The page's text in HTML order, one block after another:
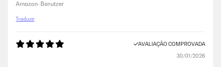
Amazon-Benutzer
Traduzir
AVALIAÇÃO COMPROVADA
30/01/2026